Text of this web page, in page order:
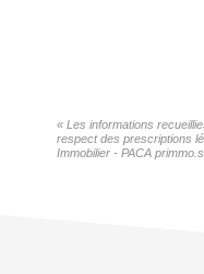
« Les informations
respect des prescriptions
Immobilier - PACA